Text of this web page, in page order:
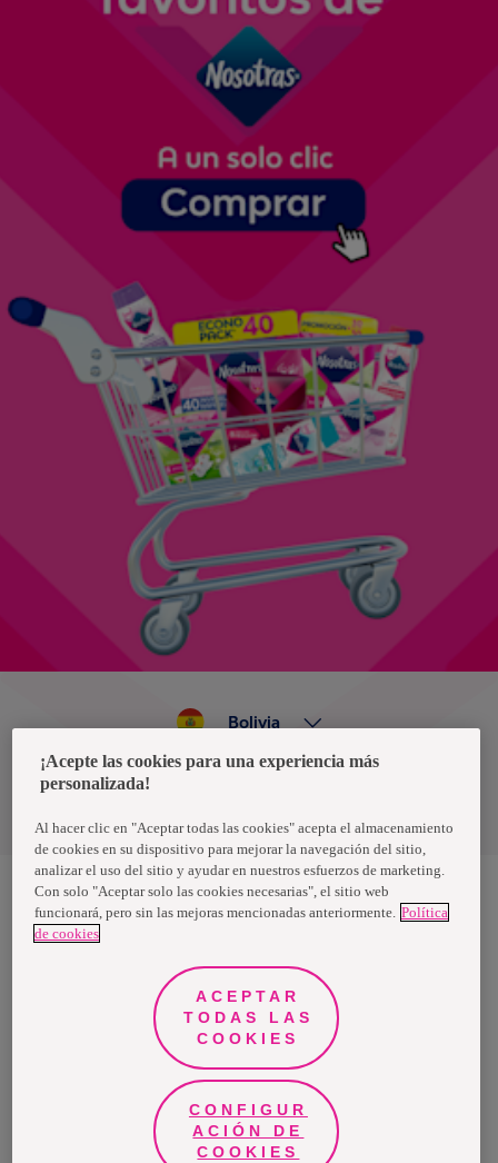
Política de privacidad de datos
Bolivia
Nosotras, una marca de Essity - una compañía global líder en
higiene y salud. Cada día, mil millones de personas, en todo el
propósito es romper barreras por el bienestar en beneficio de
consumidores, pacientes, cuidadores, clientes y la sociedad en
general. Vendemos en aproximadamente 150 países bajo las
principales marcas globales TENA y Tork, así como otras marcas
como Actimove, Cutimed, JOBST, Knix, Leukoplast, Libero, Libresse,
Lotus, Modibodi, Nosotras, Saba, Tempo, TOM Organic y Zewa. En
2024, Essity tuvo ventas de aproximadamente 13 mil millones de
euros y empleó a 36,000 personas. La sede de la compañía está
ubicada en Estocolmo, Suecia, y Essity cotiza en Nasdaq Estocolmo.
Más información enwww.essity.com.
¡Acepte las cookies para una experiencia más
personalizada!
Al hacer clic en "Aceptar todas las cookies" acepta el almacenamiento
de cookies en su dispositivo para mejorar la navegación del sitio,
analizar el uso del sitio y ayudar en nuestros esfuerzos de marketing.
Con solo "Aceptar solo las cookies necesarias", el sitio web
funcionará, pero sin las mejoras mencionadas anteriormente. Política
de cookies
ACEPTAR
TODAS LAS
COOKIES
CONFIGUR
ACIÓN DE
COOKIES